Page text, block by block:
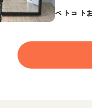
ペトコト